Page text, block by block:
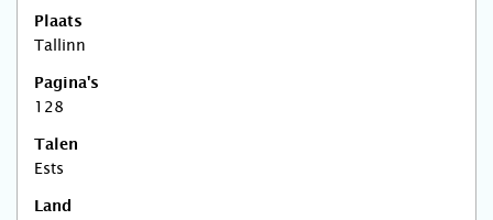
Plaats
Tallinn
Pagina's
128
Talen
Ests
Land